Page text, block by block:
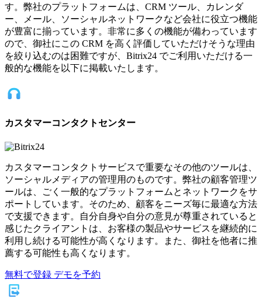
す。弊社のプラットフォームは、CRM ツール、カレンダ
ー、メール、ソーシャルネットワークなど会社に役立つ機能
が豊富に揃っています。非常に多くの機能が備わっています
ので、御社にこの CRM を高く評価していただけそうな理由
を絞り込むのは困難ですが、Bitrix24 でご利用いただける一
般的な機能を以下に掲載いたします。
カスタマーコンタクトセンター
カスタマーコンタクトサービスで重要なその他のツールは、
ソーシャルメディアの管理用のものです。弊社の顧客管理ツ
ールは、ごく一般的なプラットフォームとネットワークをサ
ポートしています。そのため、顧客をニーズ毎に最適な方法
で支援できます。自分自身や自分の意見が尊重されていると
感じたクライアントは、お客様の製品やサービスを継続的に
利用し続ける可能性が高くなります。また、御社を他者に推
薦する可能性も高くなります。
無料で登録 デモを予約